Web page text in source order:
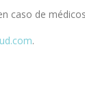
caso de
.